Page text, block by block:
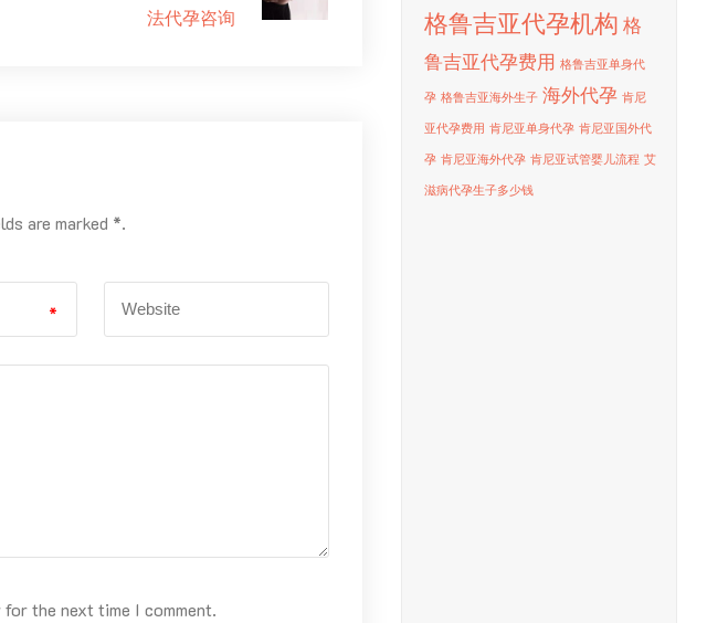
法代孕咨询
are marked *.
*
the next time I comment.
格鲁吉亚代孕机构 格
鲁吉亚代孕费用 格鲁吉亚单身代
孕 格鲁吉亚海外生子 海外代孕 肯尼
亚代孕费用 肯尼亚单身代孕 肯尼亚国外代
孕 肯尼亚海外代孕 肯尼亚试管婴儿流程 艾
滋病代孕生子多少钱